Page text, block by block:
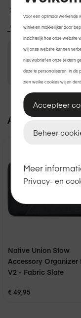
2 jaar garantie
Achteraf betalen met
€ 32,95
Voor een optimaal werkende
winkelen makkelijker door
inzichtelijk hoe onze website
wij onze website kunnen
nieuwsbrief en onze (extern
deze te personaliseren. In de
zien welke cookies wij en
Accepteer
Beheer
Meer
Privacy- en